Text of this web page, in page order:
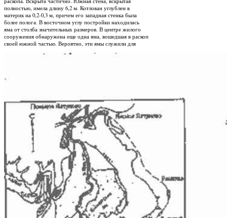
полностью, имела длину 6,2 м. Котлован углублен в
материк на 0,2-0,3 м, причем его западная стенка была
более полога. В восточном углу постройки находилась
яма от столба значительных размеров. В центре жилого
сооружения обнаружена еще одна яма, вошедшая в раскоп
своей южной частью. Вероятно, эти ямы служили для